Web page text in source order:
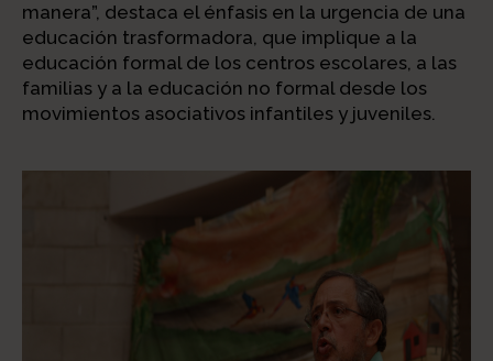
manera”, destaca el énfasis en la urgencia de una
educación trasformadora, que implique a la
educación formal de los centros escolares, a las
familias y a la educación no formal desde los
movimientos asociativos infantiles y juveniles.